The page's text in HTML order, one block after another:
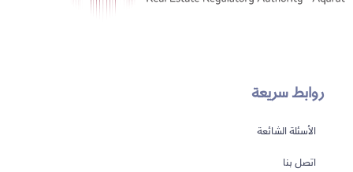
روابط سريعة
الأسئلة الشائعة
اتصل بنا